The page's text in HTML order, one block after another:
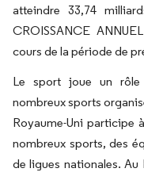
atteindre 33,74
CROISSANCE
cours de la période de
Le sport joue un rôle
nombreux sports
Royaume-Uni participe
nombreux sports, des
de ligues nationales.